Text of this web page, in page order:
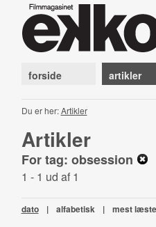
forside artikler
Du er her:Artikler
Artikler
For tag: obsession
1 - 1 ud af 1
dato | alfabetisk | mest læste